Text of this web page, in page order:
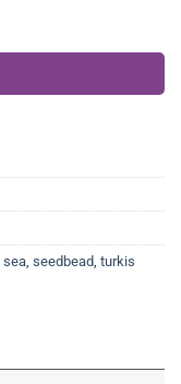
sea, seedbead, turkis